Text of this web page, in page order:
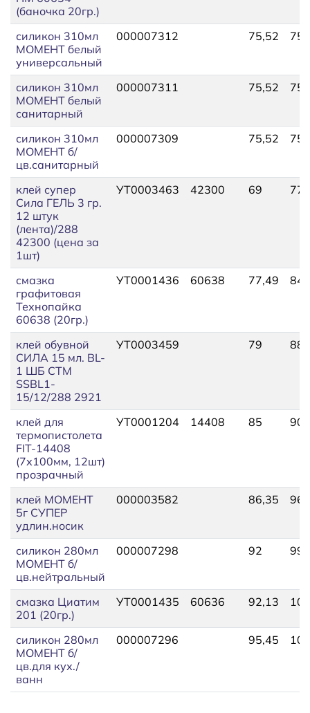
(баночка 20гр.)
силикон 310мл
МОМЕНТ белый
универсальный
000007312 75,52
силикон 310мл
МОМЕНТ белый
санитарный
000007311 75,52
силикон 310мл
МОМЕНТ б/
цв.санитарный
000007309 75,52
клей супер
Сила ГЕЛЬ 3 гр.
12 штук
(лента)/288
42300 (цена за
1шт)
УТ0003463 42300 69
смазка
графитовая
Технопайка
60638 (20гр.)
УТ0001436 60638 77,49
клей обувной
СИЛА 15 мл. BL-
1 ШБ СТМ
SSBL1-
15/12/288 2921
УТ0003459 79
клей для
термопистолета
FIT-14408
(7х100мм, 12шт)
прозрачный
УТ0001204 14408 85
клей МОМЕНТ
5г СУПЕР
удлин.носик
000003582 86,35
силикон 280мл
МОМЕНТ б/
цв.нейтральный
000007298 92
смазка Циатим
201 (20гр.)
УТ0001435 60636 92,13
силикон 280мл
МОМЕНТ б/
цв.для кух./
ванн
000007296 95,45